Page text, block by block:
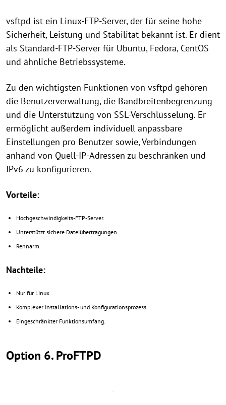
vsftpd ist ein Linux-FTP-Server, der für seine hohe
Sicherheit, Leistung und Stabilität bekannt ist. Er dient
als Standard-FTP-Server für Ubuntu, Fedora, CentOS
und ähnliche Betriebssysteme.
Zu den wichtigsten Funktionen von vsftpd gehören
die Benutzerverwaltung, die Bandbreitenbegrenzung
und die Unterstützung von SSL-Verschlüsselung. Er
ermöglicht außerdem individuell anpassbare
Einstellungen pro Benutzer sowie, Verbindungen
anhand von Quell-IP-Adressen zu beschränken und
IPv6 zu konfigurieren.
Vorteile:
Hochgeschwindigkeits-FTP-Server.
Unterstützt sichere Dateiübertragungen.
Rennarm.
Nachteile:
Nur für Linux.
Komplexer Installations- und Konfigurationsprozess.
Eingeschränkter Funktionsumfang.
Option 6. ProFTPD